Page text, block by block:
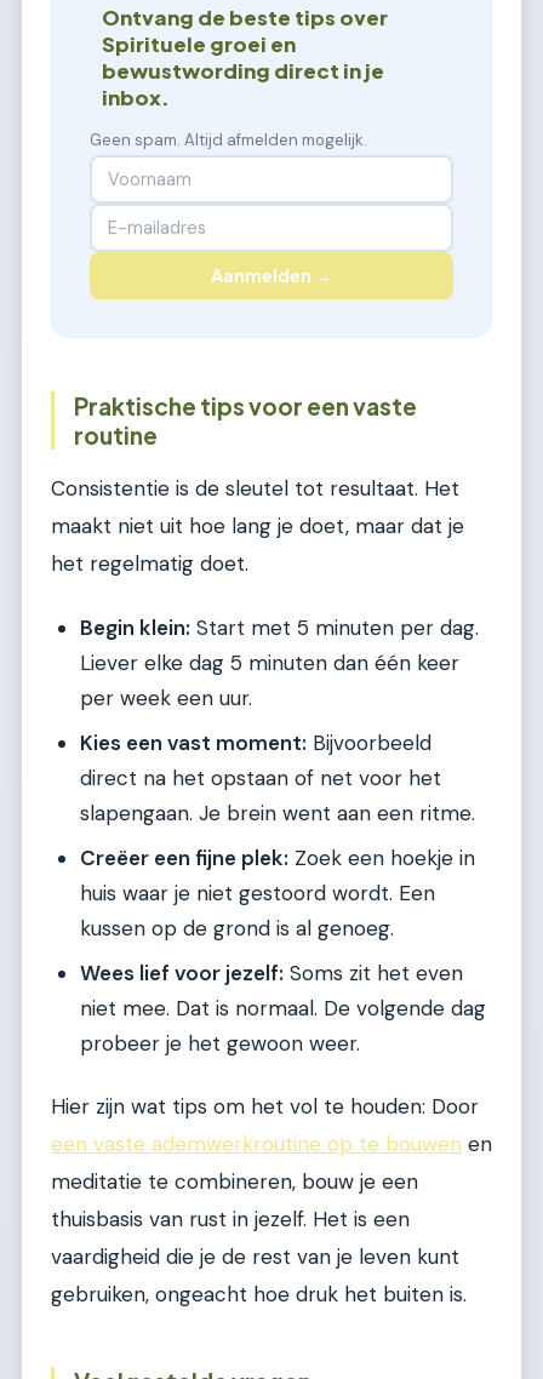
Ontvang de beste tips over
Spirituele groei en
bewustwording direct in je
inbox.
Geen spam. Altijd afmelden mogelijk.
Aanmelden →
Praktische tips voor een vaste
routine
Consistentie is de sleutel tot resultaat. Het
maakt niet uit hoe lang je doet, maar dat je
het regelmatig doet.
Begin klein: Start met 5 minuten per dag.
Liever elke dag 5 minuten dan één keer
per week een uur.
Kies een vast moment: Bijvoorbeeld
direct na het opstaan of net voor het
slapengaan. Je brein went aan een ritme.
Creëer een fijne plek: Zoek een hoekje in
huis waar je niet gestoord wordt. Een
kussen op de grond is al genoeg.
Wees lief voor jezelf: Soms zit het even
niet mee. Dat is normaal. De volgende dag
probeer je het gewoon weer.
Hier zijn wat tips om het vol te houden: Door
een vaste ademwerkroutine op te bouwen en
meditatie te combineren, bouw je een
thuisbasis van rust in jezelf. Het is een
vaardigheid die je de rest van je leven kunt
gebruiken, ongeacht hoe druk het buiten is.